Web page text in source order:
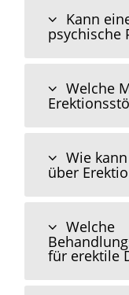
Kann
psychische
Welche
Wie
über
Welche
für erektile